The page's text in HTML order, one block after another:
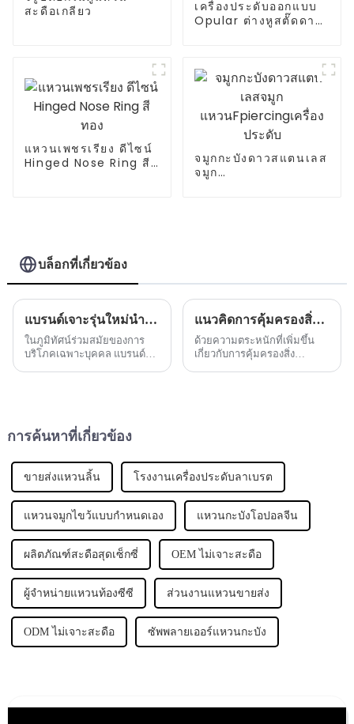
สะดือเกลียว
เครื่องประดับออกแบบ
Opular ต่างหูสตั๊ดดาว
แหวนเพชรเรียง ดีไซน์
Hinged Nose Ring สี
จมูกกะบังดาวสแตนเลส
จมูก
บล็อกที่เกี่ยวข้อง
แบรนด์เจาะรุ่นใหม่นำเทรนด์เครื่องประดับ
ในภูมิทัศน์ร่วมสมัยของการ
บริโภคเฉพาะบุคคล แบรนด์
แนวคิดการคุ้มครองสิ่งแวดล้อมได้กลายเป็นเทรนด์ใหม่ในอุตสาหกรรมเครื่องประดับเจาะ
ด้วยความตระหนักที่เพิ่มขึ้น
เกี่ยวกับการคุ้มครองสิ่ง
การค้นหาที่เกี่ยวข้อง
ขายส่งแหวนลิ้น โรงงานเครื่องประดับลาเบรต
แหวนจมูกไขว้แบบกำหนดเอง แหวนกะบังโอปอลจีน
ผลิตภัณฑ์สะดือสุดเซ็กซี่ OEM ไม่เจาะสะดือ
ผู้จำหน่ายแหวนท้องซีซี ส่วนงานแหวนขายส่ง
ODM ไม่เจาะสะดือ ซัพพลายเออร์แหวนกะบัง